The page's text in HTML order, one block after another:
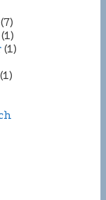
(7)
(1)
(1)
(1)